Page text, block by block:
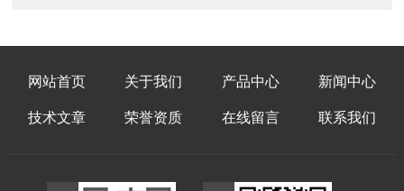
网站首页 关于我们 产品中心 新闻中心
技术文章 荣誉资质 在线留言 联系我们